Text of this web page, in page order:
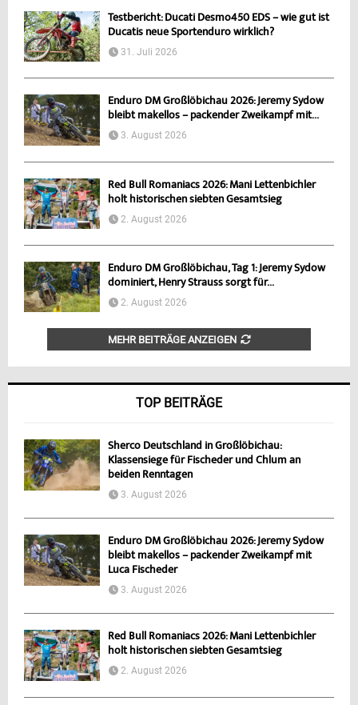
Testbericht: Ducati Desmo450 EDS – wie gut ist
Ducatis neue Sportenduro wirklich?
31. Juli 2026
Enduro DM Großlöbichau 2026: Jeremy Sydow
bleibt makellos – packender Zweikampf mit...
3. August 2026
Red Bull Romaniacs 2026: Mani Lettenbichler
holt historischen siebten Gesamtsieg
2. August 2026
Enduro DM Großlöbichau, Tag 1: Jeremy Sydow
dominiert, Henry Strauss sorgt für...
2. August 2026
MEHR BEITRÄGE ANZEIGEN
TOP BEITRÄGE
Sherco Deutschland in Großlöbichau:
Klassensiege für Fischeder und Chlum an
beiden Renntagen
3. August 2026
Enduro DM Großlöbichau 2026: Jeremy Sydow
bleibt makellos – packender Zweikampf mit
Luca Fischeder
3. August 2026
Red Bull Romaniacs 2026: Mani Lettenbichler
holt historischen siebten Gesamtsieg
2. August 2026